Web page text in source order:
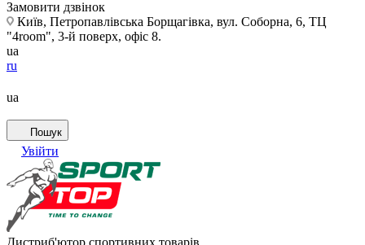
Замовити дзвінок
Київ, Петропавлівська Борщагівка, вул. Соборна, 6, ТЦ
"4room", 3-й поверх, офіс 8.
ua
ru
ua
Пошук
Увійти
Дистриб'ютор спортивних товарів